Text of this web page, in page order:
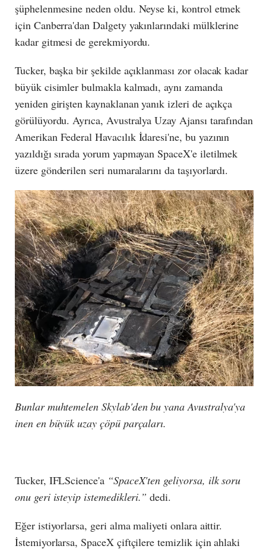
şüphelenmesine neden oldu. Neyse ki, kontrol etmek
için Canberra'dan Dalgety yakınlarındaki mülklerine
kadar gitmesi de gerekmiyordu.
Tucker, başka bir şekilde açıklanması zor olacak kadar
büyük cisimler bulmakla kalmadı, aynı zamanda
yeniden girişten kaynaklanan yanık izleri de açıkça
görülüyordu. Ayrıca, Avustralya Uzay Ajansı tarafından
Amerikan Federal Havacılık İdaresi'ne, bu yazının
yazıldığı sırada yorum yapmayan SpaceX'e iletilmek
üzere gönderilen seri numaralarını da taşıyorlardı.
Bunlar muhtemelen Skylab'den bu yana Avustralya'ya
inen en büyük uzay çöpü parçaları.
Tucker, IFLScience'a “SpaceX'ten geliyorsa, ilk soru
onu geri isteyip istemedikleri.” dedi.
Eğer istiyorlarsa, geri alma maliyeti onlara aittir.
İstemiyorlarsa, SpaceX çiftçilere temizlik için ahlaki